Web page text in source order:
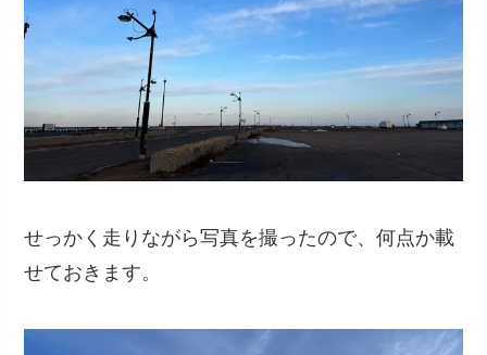
せっかく走りながら写真を撮ったので、何点か載
せておきます。